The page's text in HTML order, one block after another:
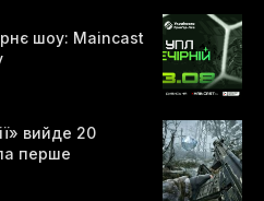
шоу: Maincast
вийде 20
перше